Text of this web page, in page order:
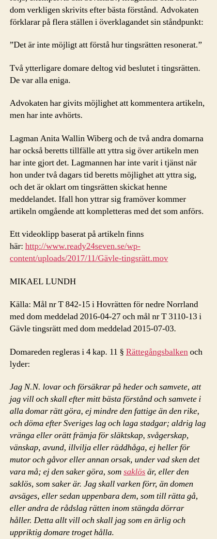
dom verkligen skrivits efter bästa förstånd. Advokaten
förklarar på flera ställen i överklagandet sin ståndpunkt:
”Det är inte möjligt att förstå hur tingsrätten resonerat.”
Två ytterligare domare deltog vid beslutet i tingsrätten.
De var alla eniga.
Advokaten har givits möjlighet att kommentera artikeln,
men har inte avhörts.
Lagman Anita Wallin Wiberg och de två andra domarna
har också beretts tillfälle att yttra sig över artikeln men
har inte gjort det. Lagmannen har inte varit i tjänst när
hon under två dagars tid beretts möjlighet att yttra sig,
och det är oklart om tingsrätten skickat henne
meddelandet. Ifall hon yttrar sig framöver kommer
artikeln omgående att kompletteras med det som anförs.
Ett videoklipp baserat på artikeln finns
här: http://www.ready24seven.se/wp-
content/uploads/2017/11/Gävle-tingsrätt.mov
MIKAEL LUNDH
Källa: Mål nr T 842-15 i Hovrätten för nedre Norrland
med dom meddelad 2016-04-27 och mål nr T 3110-13 i
Gävle tingsrätt med dom meddelad 2015-07-03.
Domareden regleras i 4 kap. 11 § Rättegångsbalkenoch
lyder:
Jag N.N. lovar och försäkrar på heder och samvete, att
jag vill och skall efter mitt bästa förstånd och samvete i
alla domar rätt göra, ej mindre den fattige än den rike,
och döma efter Sveriges lag och laga stadgar; aldrig lag
vränga eller orätt främja för släktskap, svågerskap,
vänskap, avund, illvilja eller räddhåga, ej heller för
mutor och gåvor eller annan orsak, under vad sken det
vara må; ej den saker göra, som saklösär, eller den
saklös, som saker är. Jag skall varken förr, än domen
avsäges, eller sedan uppenbara dem, som till rätta gå,
eller andra de rådslag rätten inom stängda dörrar
håller. Detta allt vill och skall jag som en ärlig och
uppriktig domare troget hålla.